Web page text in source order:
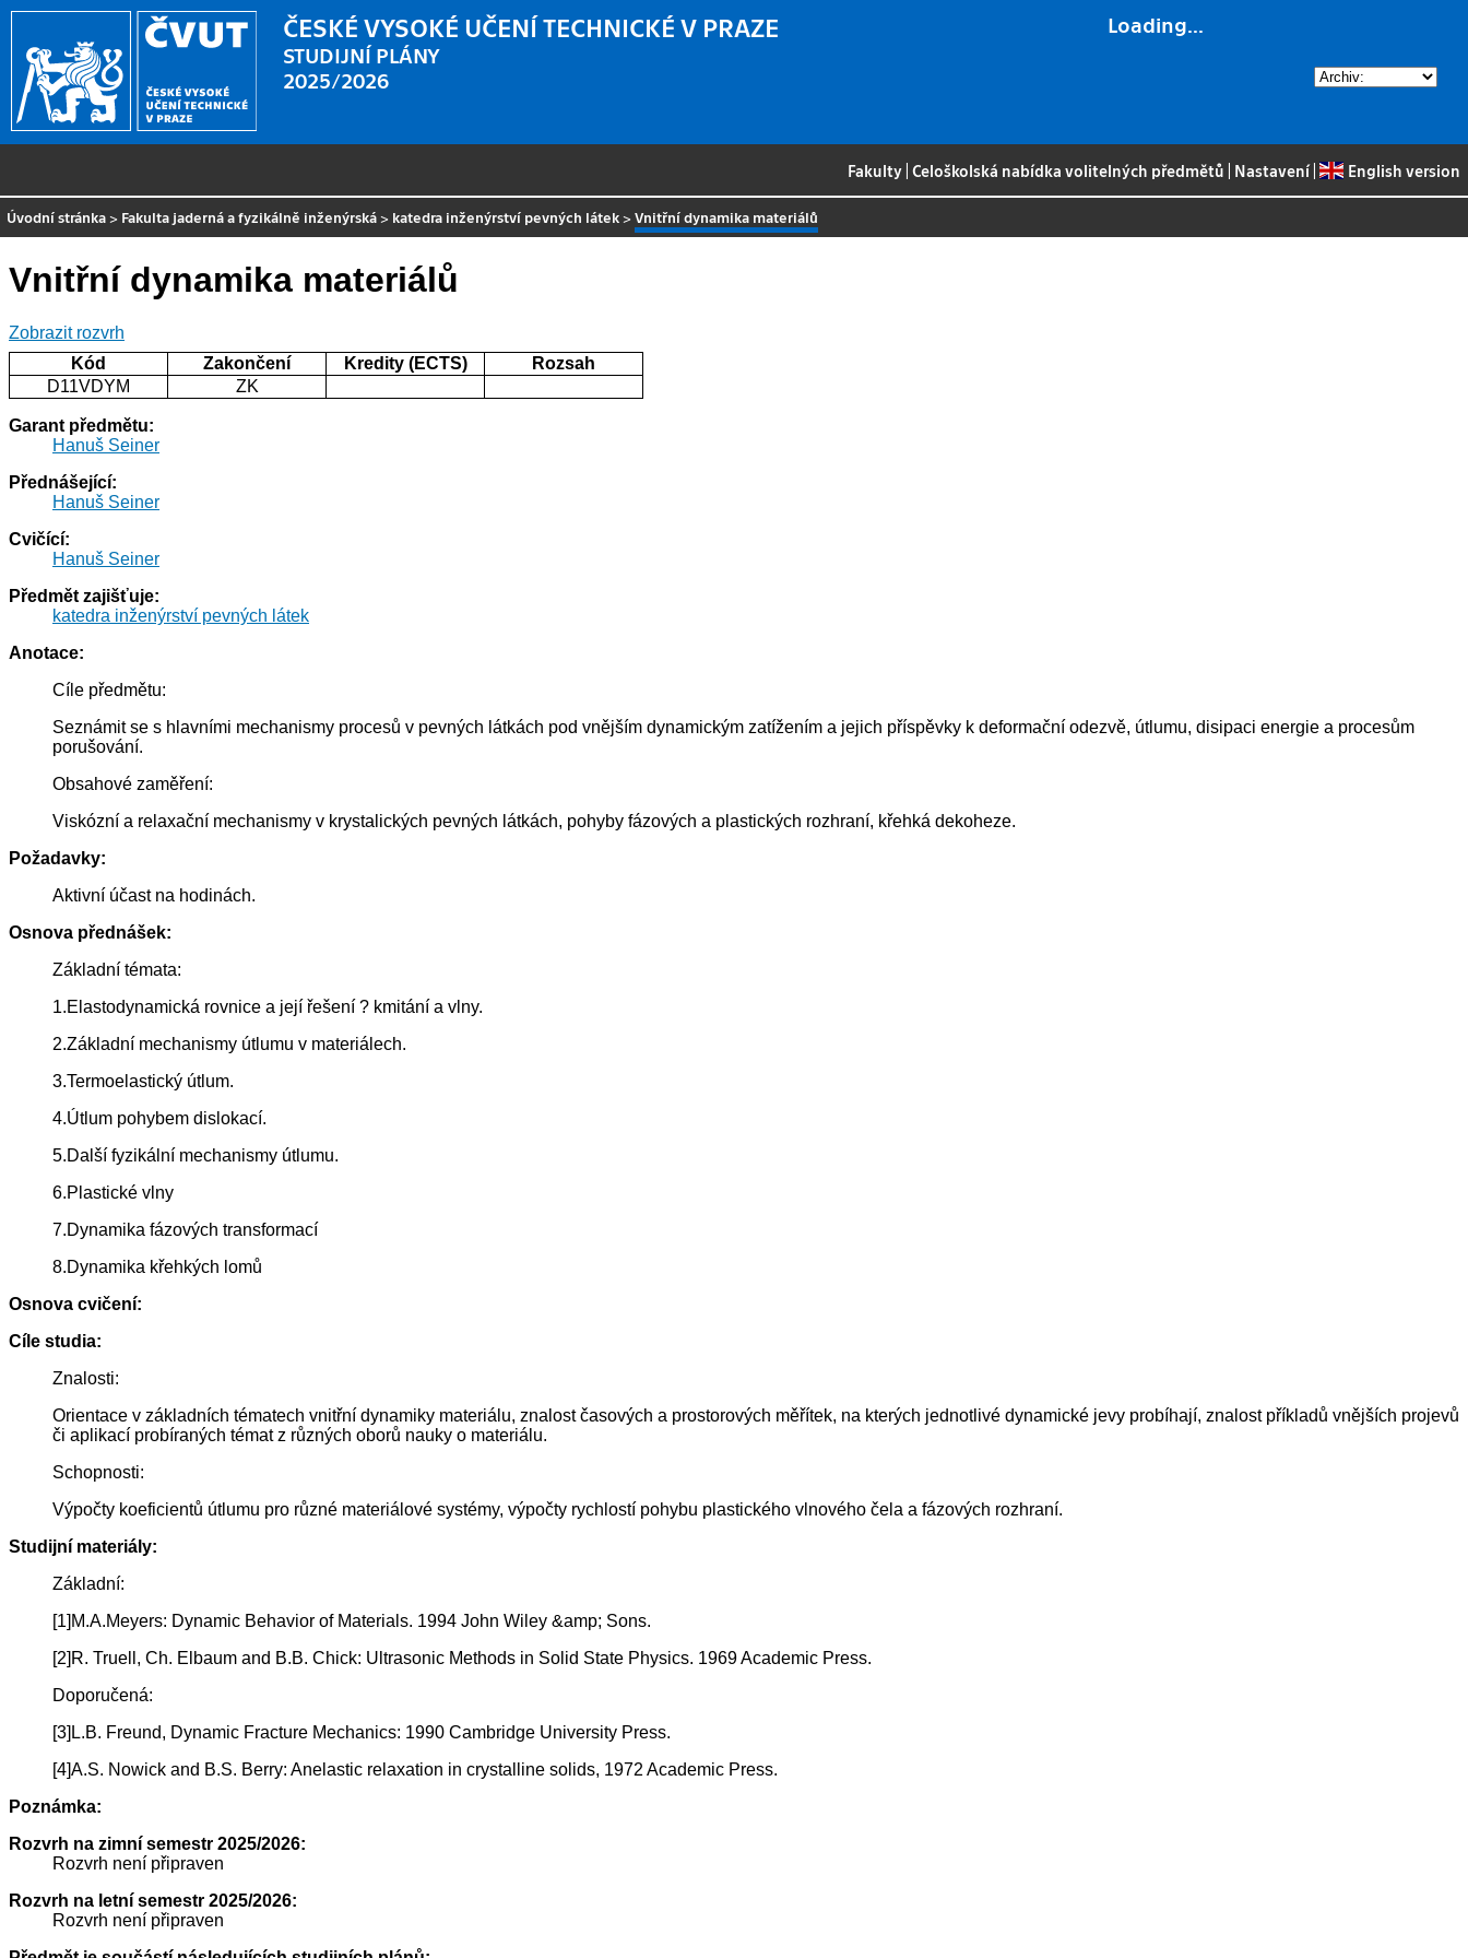
Loading...
ČESKÉ VYSOKÉ UČENÍ TECHNICKÉ V PRAZE
STUDIJNÍ PLÁNY
2025/2026
Fakulty |Celoškolská nabídka volitelných předmětů Nastavení| English version
Úvodní stránka > Fakulta jaderná a fyzikálně inženýrská > katedra inženýrství pevných látek >Vnitřní dynamika materiálů
Vnitřní dynamika materiálů
Zobrazit rozvrh
Kód
Zakončení Kredity (ECTS)
Rozsah
D11VDYM
ZK
Garant předmětu:
Hanuš Seiner
Přednášející:
Hanuš Seiner
Cvičící:
Hanuš Seiner
Předmět zajišťuje:
katedra inženýrství pevných látek
Anotace:
Cíle předmětu:
Seznámit se s hlavními mechanismy procesů v pevných látkách pod vnějším dynamickým zatížením a jejich příspěvky k deformační odezvě, útlumu, disipaci energie a procesům
porušování.
Obsahové zaměření:
Viskózní a relaxační mechanismy v krystalických pevných látkách, pohyby fázových a plastických rozhraní, křehká dekoheze.
Požadavky:
Aktivní účast na hodinách.
Osnova přednášek:
Základní témata:
1.Elastodynamická rovnice a její řešení ? kmitání a vlny.
2.Základní mechanismy útlumu v materiálech.
3.Termoelastický útlum.
4.Útlum pohybem dislokací.
5.Další fyzikální mechanismy útlumu.
6.Plastické vlny
7.Dynamika fázových transformací
8.Dynamika křehkých lomů
Osnova cvičení:
Cíle studia:
Znalosti:
Orientace v základních tématech vnitřní dynamiky materiálu, znalost časových a prostorových měřítek, na kterých jednotlivé dynamické jevy probíhají, znalost příkladů vnějších projevů
či aplikací probíraných témat z různých oborů nauky o materiálu.
Schopnosti:
Výpočty koeficientů útlumu pro různé materiálové systémy, výpočty rychlostí pohybu plastického vlnového čela a fázových rozhraní.
Studijní materiály:
Základní:
[1]M.A.Meyers: Dynamic Behavior of Materials. 1994 John Wiley &amp; Sons.
[2]R. Truell, Ch. Elbaum and B.B. Chick: Ultrasonic Methods in Solid State Physics. 1969 Academic Press.
Doporučená:
[3]L.B. Freund, Dynamic Fracture Mechanics: 1990 Cambridge University Press.
[4]A.S. Nowick and B.S. Berry: Anelastic relaxation in crystalline solids, 1972 Academic Press.
Poznámka:
Rozvrh na zimní semestr 2025/2026:
Rozvrh není připraven
Rozvrh na letní semestr 2025/2026:
Rozvrh není připraven